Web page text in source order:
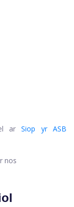
ar Siop yr ASB
nos